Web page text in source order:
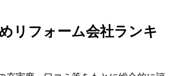
リフォーム会社ランキ